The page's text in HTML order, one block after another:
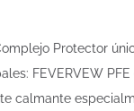
Protector
FEVERVEW
calmante